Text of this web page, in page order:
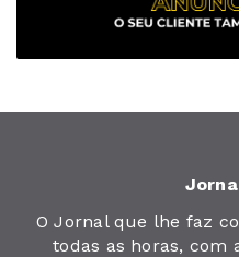
O Jornal que lhe faz
todas as horas, com